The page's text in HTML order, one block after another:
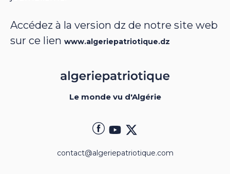
Accédez à la version dz de notre site web
sur ce lien www.algeriepatriotique.dz
Le monde vu d'Algérie
contact@algeriepatriotique.com